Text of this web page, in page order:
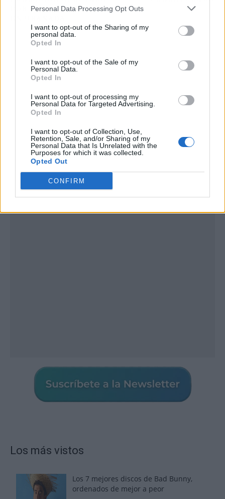
Personal Data Processing Opt Outs
I want to opt-out of the Sharing of my
personal data.
Opted In
I want to opt-out of the Sale of my
Personal Data.
Opted In
I want to opt-out of processing my
Personal Data for Targeted Advertising.
Opted In
I want to opt-out of Collection, Use,
Retention, Sale, and/or Sharing of my
Personal Data that Is Unrelated with the
Purposes for which it was collected.
Opted Out
CONFIRM
POR LOS TERREMOTOS
Los más vistos
Los 7 mejores discos de Bad Bunny,
ordenados de mejor a peor